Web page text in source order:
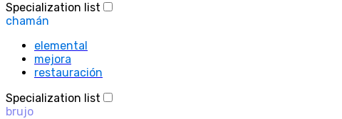
Specialization list
chamán
elemental
mejora
restauración
Specialization list
brujo